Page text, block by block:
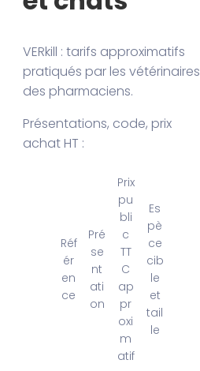
VERkill : tarifs approximatifs
pratiqués par les vétérinaires
des pharmaciens.
Présentations, code, prix
achat HT :
Réf
ér
en
ce
Pré
se
nt
ati
on
Prix
pu
bli
c
TT
C
ap
pr
oxi
m
atif
Es
pè
ce
cib
le
et
tail
le